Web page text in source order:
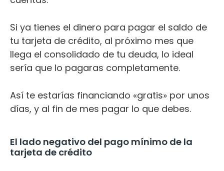
Si ya tienes el dinero para pagar el saldo de
tu tarjeta de crédito, al próximo mes que
llega el consolidado de tu deuda, lo ideal
sería que lo pagaras completamente.
Así te estarías financiando «gratis» por unos
días, y al fin de mes pagar lo que debes.
El lado negativo del pago mínimo de la
tarjeta de crédito